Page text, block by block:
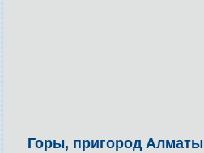
Горы, пригород Алматы